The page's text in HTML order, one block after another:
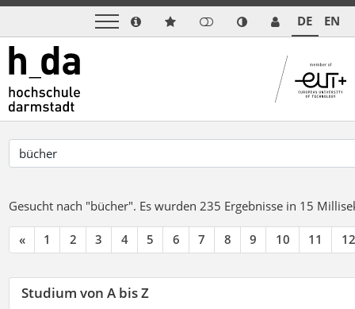
DE EN
Gesucht nach "bücher". Es wurden 235 Ergebnisse in 15
« 1 2 3 4 5 6 7 8 9 10 11 12
Studium von A bis Z